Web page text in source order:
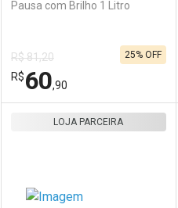
Comprar sem Desconto
Por R$ 21,28/cada
Comprar sem Desconto
Por R$ 21,28/cada
Pausa com Brilho 1 Litro
R$ 81,20
R$60,90
25% OFF
LOJA PARCEIRA